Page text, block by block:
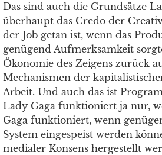
Das sind auch die Grundsätze
überhaupt das Credo der
der Job getan ist, wenn das
genügend Aufmerksamkeit
Ökonomie des Zeigens zurück
Mechanismen der
Arbeit. Und auch das ist
Lady Gaga funktioniert ja nur,
Gaga funktioniert, wenn
System eingespeist werden
medialer Konsens hergestellt